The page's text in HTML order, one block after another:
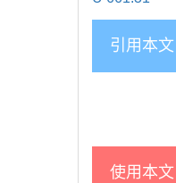
引用本文
使用本文